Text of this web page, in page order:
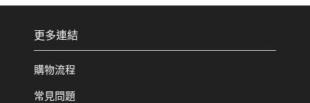
更多連結
購物流程
常見問題